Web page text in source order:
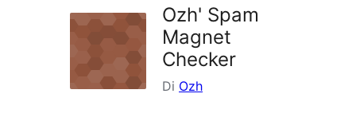
Ozh' Spam
Magnet
Checker
Di Ozh